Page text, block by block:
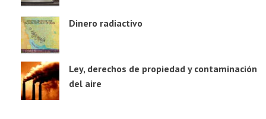
Dinero radiactivo
Ley, derechos de propiedad y contaminación
del aire